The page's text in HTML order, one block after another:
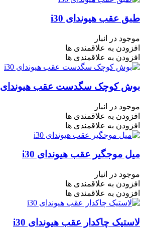
طبق عقب هیوندای i30
موجود در انبار
افزودن به علاقمندی ها
افزودن به علاقمندی ها
بوش کوچک سگدست عقب هیوندای i30
موجود در انبار
افزودن به علاقمندی ها
افزودن به علاقمندی ها
میل موجگیر عقب هیوندای i30
موجود در انبار
افزودن به علاقمندی ها
افزودن به علاقمندی ها
لاستیک چاکدار عقب هیوندای i30